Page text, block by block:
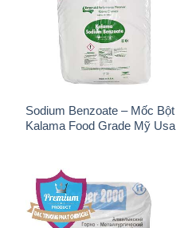
CuSO4 – Đồng Sunfat Nga
Russia